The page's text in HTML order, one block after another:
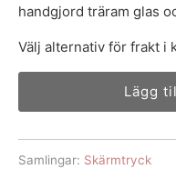
handgjord träram glas
Välj alternativ för frakt i
Lägg
Samlingar: Skärmtryck